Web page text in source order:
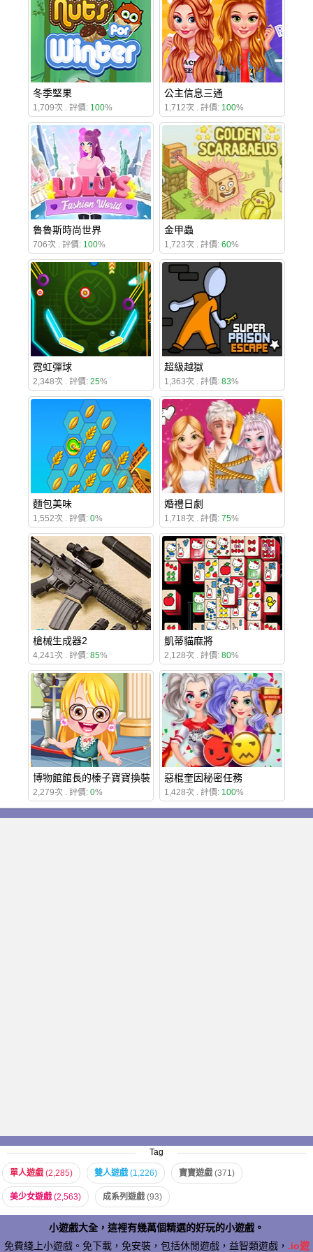
冬季堅果
1,709次 . 評價: 100%
公主信息三通
1,712次 . 評價: 100%
魯魯斯時尚世界
706次 . 評價: 100%
金甲蟲
1,723次 . 評價: 60%
霓虹彈球
2,348次 . 評價: 25%
超級越獄
1,363次 . 評價: 83%
麵包美味
1,552次 . 評價: 0%
婚禮日劇
1,718次 . 評價: 75%
槍械生成器2
4,241次 . 評價: 85%
凱蒂貓麻將
2,128次 . 評價: 80%
博物館館長的榛子寶寶換裝
2,279次 . 評價: 0%
惡棍奎因秘密任務
1,428次 . 評價: 100%
Tag
單人遊戲 (2,285) 雙人遊戲 (1,226) 寶寶遊戲 (371)
美少女遊戲 (2,563) 成系列遊戲 (93)
小遊戲大全，這裡有幾萬個精選的好玩的小遊戲。
免費綫上小遊戲。免下載，免安裝，包括休閒遊戲，益智類遊戲， .io遊